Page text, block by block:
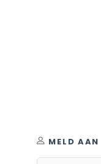
MELD AAN